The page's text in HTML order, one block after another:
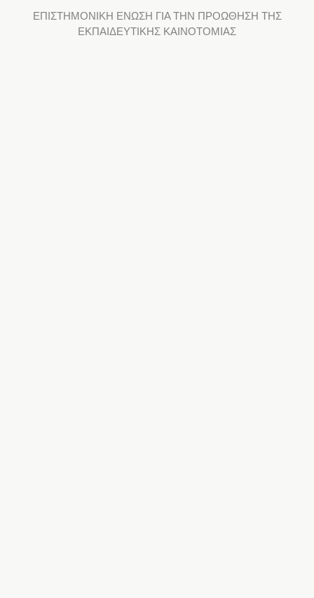
ΕΠΙΣΤΗΜΟΝΙΚΗ ΕΝΩΣΗ ΓΙΑ ΤΗΝ ΠΡΟΩΘΗΣΗ ΤΗΣ
ΕΚΠΑΙΔΕΥΤΙΚΗΣ ΚΑΙΝΟΤΟΜΙΑΣ